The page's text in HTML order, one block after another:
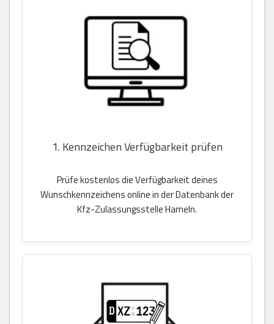
1. Kennzeichen Verfügbarkeit prüfen
Prüfe kostenlos die Verfügbarkeit deines
Wunschkennzeichens online in der Datenbank der
Kfz-Zulassungsstelle Hameln.